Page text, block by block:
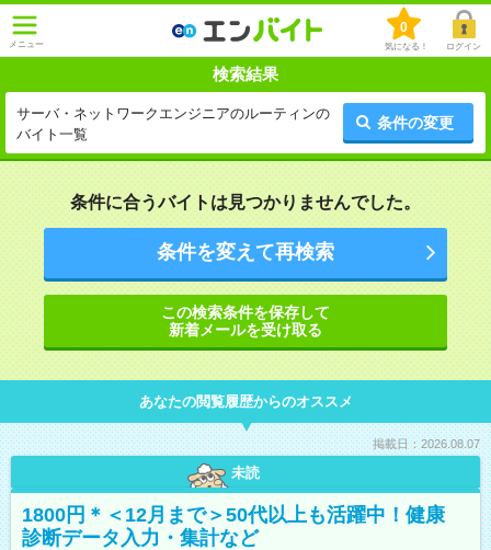
メニュー
0
気になる！ ログイン
検索結果
サーバ・ネットワークエンジニアのルーティンの
バイト一覧
条件の変更
条件に合うバイトは見つかりませんでした。
条件を変えて再検索
この検索条件を保存して
新着メールを受け取る
あなたの閲覧履歴からのオススメ
掲載日：2026.08.07
未読
1800円＊＜12月まで＞50代以上も活躍中！健康
診断データ入力・集計など